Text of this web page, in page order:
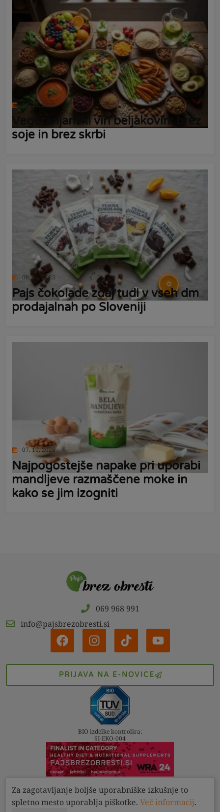
13. 10. 2025
Vegetarijanski viri beljakovin: brez
soje in brez skrbi
08. 10. 2025
Pajs čokolade zdaj tudi v vseh dm
prodajalnah po Sloveniji
07. 10. 2025
Najpogostejše napake pri uporabi
mandljeve razmaščene moke in
kako se jim izogniti
069 968 991
info@pajsbrezobresti.si
PRIJAVA NA E-NOVICE
BIO izdelke kontrolira:
SI-EKO-004
KontaktPogojiZasebnost
Pajs brez obresti d.o.o. 2022 - 2026. Vse pravice pridržane.
Za zagotavljanje boljše uporabniške izkušnje to
spletno mesto uporablja piškotke. Več informacij.